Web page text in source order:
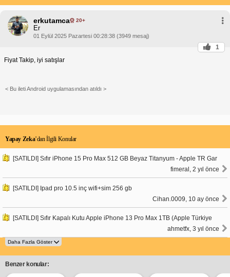
erkutamca 20+
Er
01 Eylül 2025 Pazartesi 00:28:38 (3949 mesaj)
1
Fiyat Takip, iyi satışlar
< Bu ileti Android uygulamasından atıldı >
Yapay Zeka’dan İlgili Konular
[SATILDI] Sıfır iPhone 15 Pro Max 512 GB Beyaz Titanyum - Apple TR Gar
fimeral, 2 yıl önce
[SATILDI] Ipad pro 10.5 inç wifi+sim 256 gb
Cihan.0009, 10 ay önce
[SATILDI] Sıfır Kapalı Kutu Apple iPhone 13 Pro Max 1TB (Apple Türkiye
ahmetfx, 3 yıl önce
Benzer konular: